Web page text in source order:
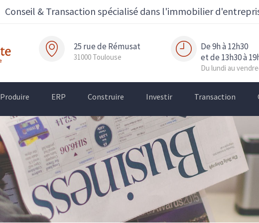
Conseil & Transaction spécialisé dans l'immobilier
25 rue de Rémusat
31000 Toulouse
De 9h à 12h30
et de 13h30 à
Du lundi au
Produire ERP Construire Investir Transaction